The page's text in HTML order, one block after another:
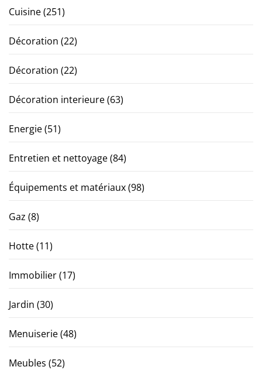
Cuisine(251)
Décoration (22)
Décoration (22)
Décoration interieure(63)
Energie(51)
Entretien et nettoyage(84)
Équipements et matériaux(98)
Gaz (8)
Hotte(11)
Immobilier(17)
Jardin (30)
Menuiserie(48)
Meubles (52)